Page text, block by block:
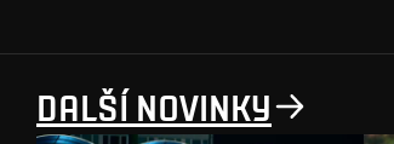
DALŠÍ NOVINKY